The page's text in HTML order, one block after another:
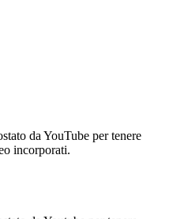
da YouTube per tenere
incorporati.